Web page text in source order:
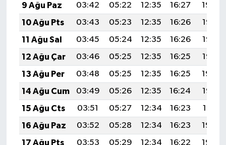
9 Ağu Paz
03:42 05:22 12:35 16:27
19:39
10 Ağu Pts
03:43 05:23 12:35 16:26
19:38
11 Ağu Sal
03:45 05:24 12:35 16:26
19:37
12 Ağu Çar
03:46 05:25 12:35 16:25
19:35
13 Ağu Per
03:48 05:25 12:35 16:25
19:34
14 Ağu Cum
03:49 05:26 12:35 16:24
19:33
15 Ağu Cts
03:51 05:27 12:34 16:23
19:31
16 Ağu Paz
03:52 05:28 12:34 16:23
19:30
17 Ağu Pts
03:53 05:29 12:34 16:22
19:29